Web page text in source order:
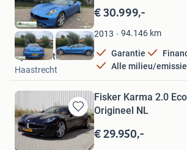
in
Mijn
Favorieten
€ 30.999,-
2013 94.146 km
Garantie
Alle milieu/
Oplaadauto B.V.
Haastrecht
Bewaren
in
Mijn
Fisker Karma 2.0
Origineel NL
€ 29.950,-